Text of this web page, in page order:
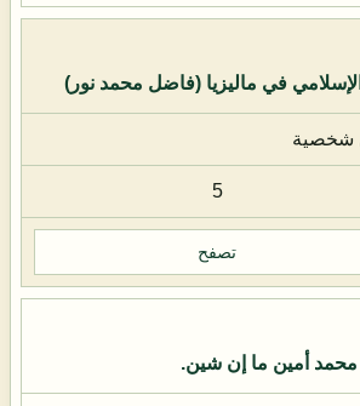
في ماليزيا (فاضل محمد نور)
شخصية
5
تصفح
محمد أمين ما إن شين.